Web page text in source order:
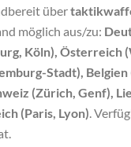
über
möglich aus/zu:
Köln), Österreich
Stadt), Belgien
(Zürich, Genf),
(Paris, Lyon).